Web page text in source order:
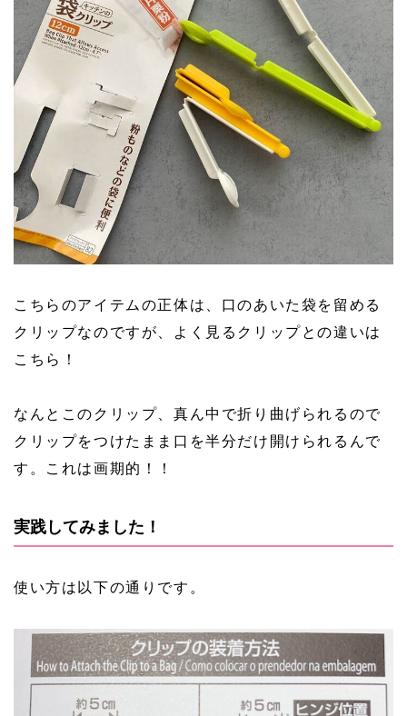
こちらのアイテムの正体は、口のあいた袋を留める
クリップなのですが、よく見るクリップとの違いは
こちら！
なんとこのクリップ、真ん中で折り曲げられるので
クリップをつけたまま口を半分だけ開けられるんで
す。これは画期的！！
実践してみました！
使い方は以下の通りです。